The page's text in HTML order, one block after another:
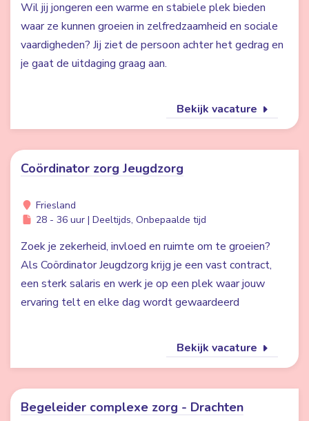
Wil jij jongeren een warme en stabiele plek bieden
waar ze kunnen groeien in zelfredzaamheid en sociale
vaardigheden? Jij ziet de persoon achter het gedrag en
je gaat de uitdaging graag aan.
Bekijk vacature
Coördinator zorg Jeugdzorg
Friesland
28 - 36 uur | Deeltijds, Onbepaalde tijd
Zoek je zekerheid, invloed en ruimte om te groeien?
Als Coördinator Jeugdzorg krijg je een vast contract,
een sterk salaris en werk je op een plek waar jouw
ervaring telt en elke dag wordt gewaardeerd
Bekijk vacature
Begeleider complexe zorg - Drachten